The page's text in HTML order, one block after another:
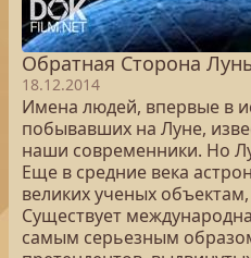
Обратная Сторона
18.12.2014
Имена людей, впервые в
побывавших на Луне,
наши современники. Но
Еще в средние века
великих ученых
Существует
самым серьезным